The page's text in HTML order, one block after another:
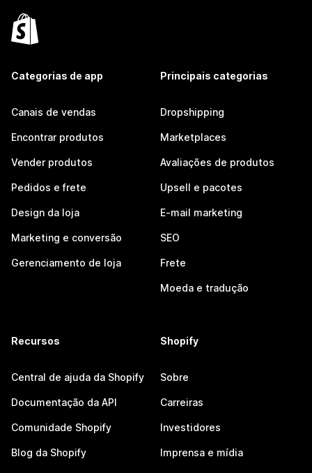
Categorias de app
Canais de vendas
Encontrar produtos
Vender produtos
Pedidos e frete
Design da loja
Marketing e conversão
Gerenciamento de loja
Principais categorias
Dropshipping
Marketplaces
Avaliações de produtos
Upsell e pacotes
E-mail marketing
SEO
Frete
Moeda e tradução
Recursos
Central de ajuda da Shopify
Documentação da API
Comunidade Shopify
Blog da Shopify
Shopify
Sobre
Carreiras
Investidores
Imprensa e mídia